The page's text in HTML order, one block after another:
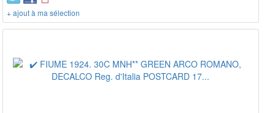
+ ajout à ma sélection